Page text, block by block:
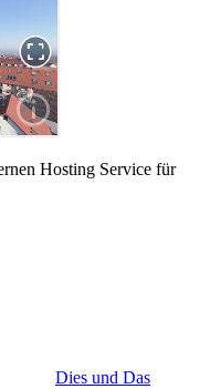
Hosting Service für
Dies und Das